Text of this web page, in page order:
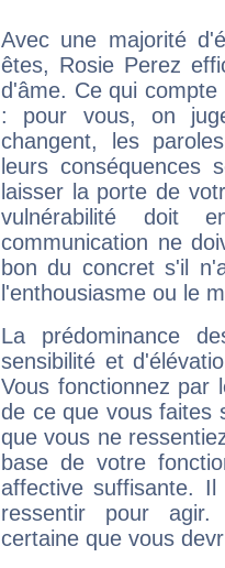
Avec une majorité
êtes, Rosie Perez
d'âme. Ce qui
: pour vous, on
changent, les
leurs conséquences
laisser la porte de
vulnérabilité doit
communication ne
bon du concret s'il
l'enthousiasme ou le
La prédominance
sensibilité et
Vous fonctionnez
de ce que vous faites
que vous ne
base de votre
affective suffisante.
ressentir pour agir.
certaine que vous